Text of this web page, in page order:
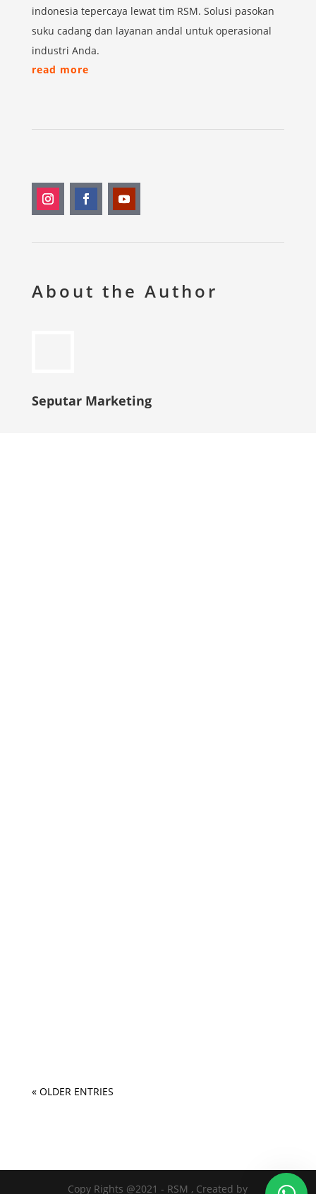
indonesia tepercaya lewat tim RSM. Solusi pasokan
suku cadang dan layanan andal untuk operasional
industri Anda.
read more
About the Author
Seputar Marketing
« OLDER ENTRIES
Copy Rights @2021 - RSM , Created by